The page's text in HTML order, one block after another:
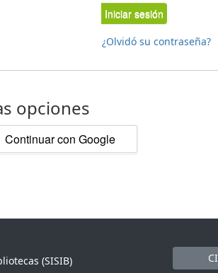
Iniciar sesión
¿Olvidó su contraseña?
opciones
Continuar con Google
(SISIB)